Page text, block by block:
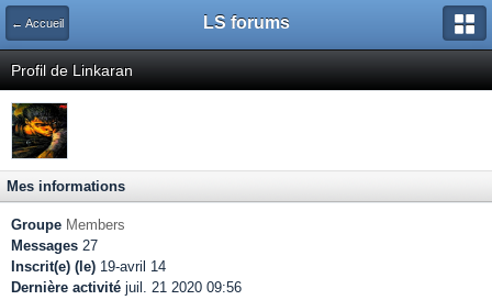
← Accueil LS forums
Profil de Linkaran
Mes informations
Groupe Members
Messages 27
Inscrit(e) (le) 19-avril 14
Dernière activité juil. 21 2020 09:56